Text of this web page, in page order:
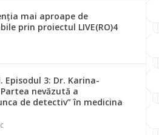
mai aproape de
prin proiectul LIVE(RO)4
Episodul 3: Dr. Karina-
nevăzută a
de detectiv” în medicina